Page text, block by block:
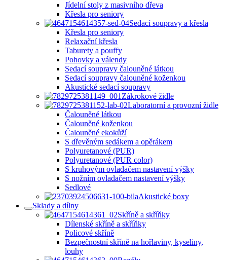
Jídelní stoly z masivního dřeva
Křesla pro seniory
Sedací soupravy a křesla
Křesla pro seniory
Relaxační křesla
Taburety a pouffy
Pohovky a válendy
Sedací soupravy čalouněné látkou
Sedací soupravy čalouněné koženkou
Akustické sedací soupravy
Zákrokové židle
Laboratorní a provozní židle
Čalouněné látkou
Čalouněné koženkou
Čalouněné ekokůží
S dřevěným sedákem a opěrákem
Polyuretanové (PUR)
Polyuretanové (PUR color)
S kruhovým ovladačem nastavení výšky
S nožním ovladačem nastavení výšky
Sedlové
Akustické boxy
Sklady a dílny
Skříně a skříňky
Dílenské skříně a skříňky
Policové skříně
Bezpečnostní skříně na hořlaviny, kyseliny,
louhy